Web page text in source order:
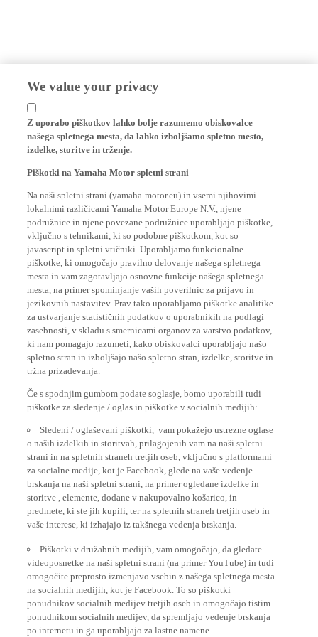
We value your privacy
Z uporabo piškotkov lahko bolje razumemo obiskovalce
našega spletnega mesta, da lahko izboljšamo spletno mesto,
izdelke, storitve in trženje.
Piškotki na Yamaha Motor spletni strani
Na naši spletni strani (yamaha-motor.eu) in vsemi njihovimi
lokalnimi različicami Yamaha Motor Europe N.V., njene
podružnice in njene povezane podružnice uporabljajo piškotke,
vključno s tehnikami, ki so podobne piškotkom, kot so
javascript in spletni vtičniki. Uporabljamo funkcionalne
piškotke, ki omogočajo pravilno delovanje našega spletnega
mesta in vam zagotavljajo osnovne funkcije našega spletnega
mesta, na primer spominjanje vaših poverilnic za prijavo in
jezikovnih nastavitev. Prav tako uporabljamo piškotke analitike
za ustvarjanje statističnih podatkov o uporabnikih na podlagi
zasebnosti, v skladu s smernicami organov za varstvo podatkov,
ki nam pomagajo razumeti, kako obiskovalci uporabljajo našo
spletno stran in izboljšajo našo spletno stran, izdelke, storitve in
tržna prizadevanja.
Če s spodnjim gumbom podate soglasje, bomo uporabili tudi
piškotke za sledenje / oglas in piškotke v socialnih medijih:
Sledeni / oglaševani piškotki, vam pokažejo ustrezne oglase
o naših izdelkih in storitvah, prilagojenih vam na naši spletni
strani in na spletnih straneh tretjih oseb, vključno s platformami
za socialne medije, kot je Facebook, glede na vaše vedenje
brskanja na naši spletni strani, na primer ogledane izdelke in
storitve , elemente, dodane v nakupovalno košarico, in
predmete, ki ste jih kupili, ter na spletnih straneh tretjih oseb in
vaše interese, ki izhajajo iz takšnega vedenja brskanja.
Piškotki v družabnih medijih, vam omogočajo, da gledate
videoposnetke na naši spletni strani (na primer YouTube) in tudi
omogočite preprosto izmenjavo vsebin z našega spletnega mesta
na socialnih medijih, kot je Facebook. To so piškotki
ponudnikov socialnih medijev tretjih oseb in omogočajo tistim
ponudnikom socialnih medijev, da spremljajo vedenje brskanja
po internetu in ga uporabljajo za lastne namene.